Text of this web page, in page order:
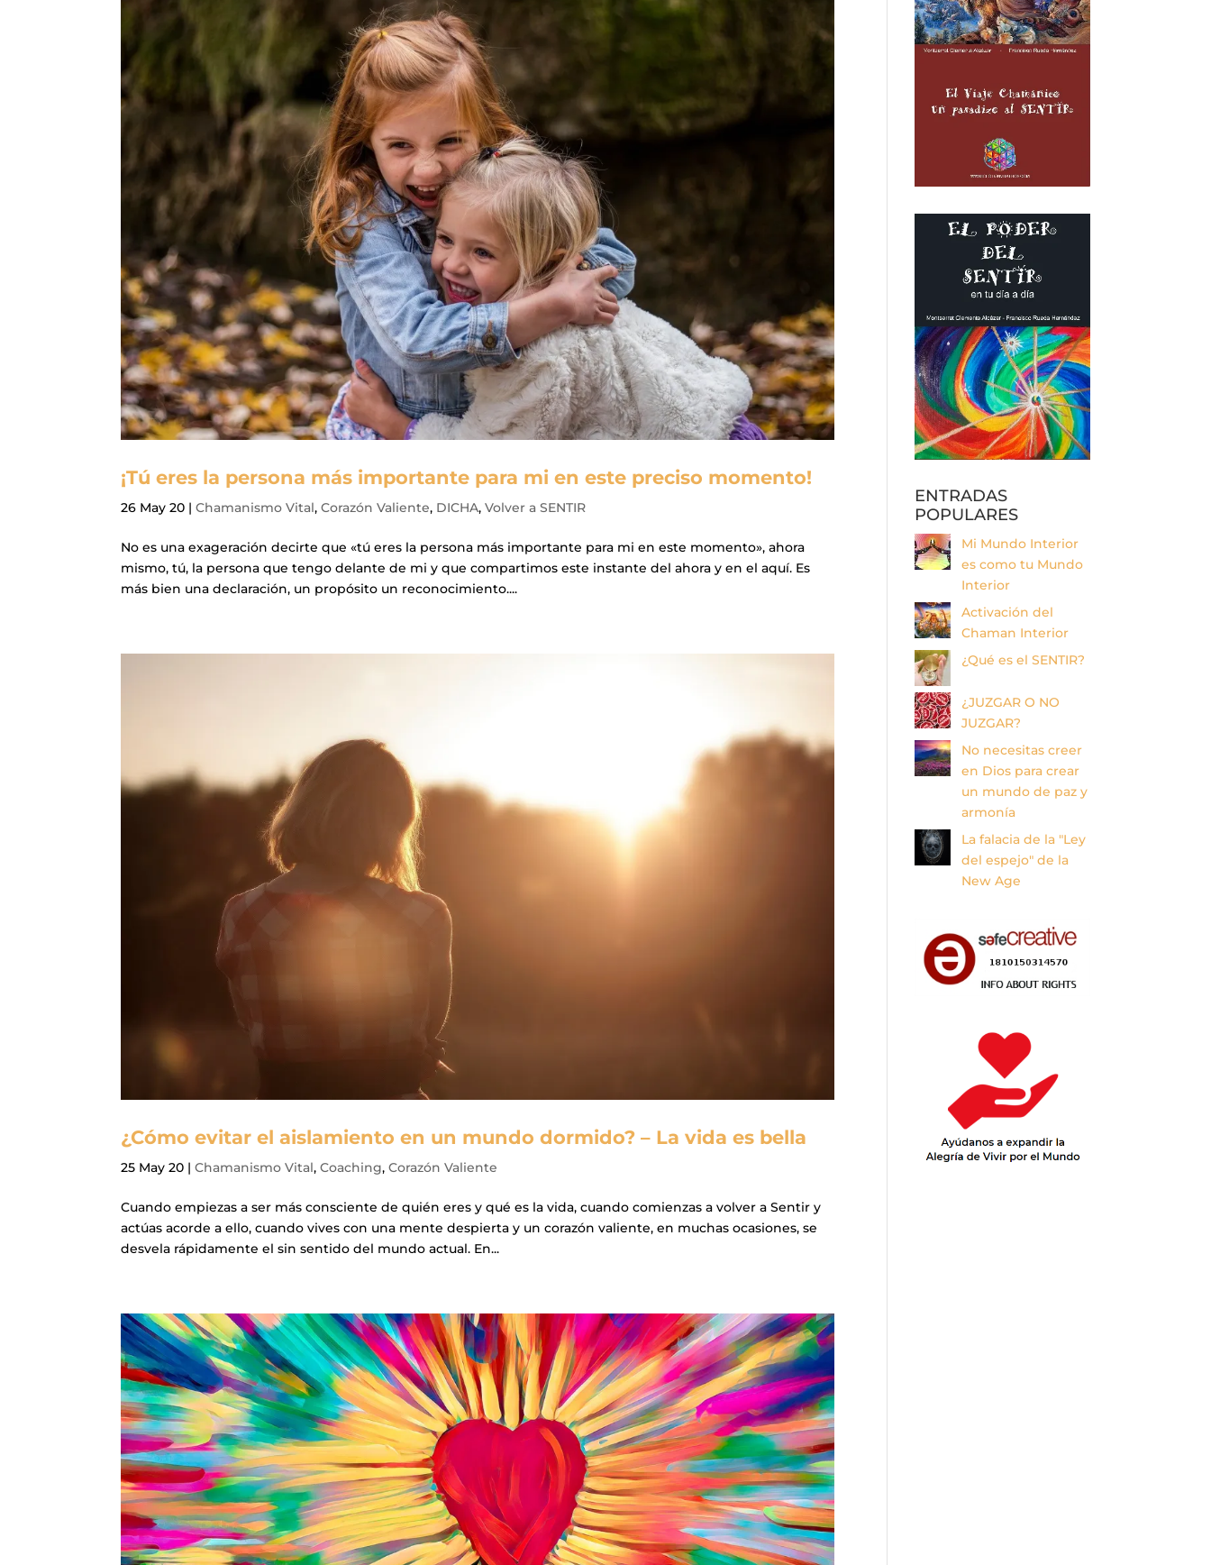
¡Tú eres la persona más importante para mi en este preciso momento!
26 May 20 |Chamanismo Vital,Corazón Valiente, DICHA,Volver a SENTIR
No es una exageración decirte que «tú eres la persona más importante para mi en este momento», ahora
mismo, tú, la persona que tengo delante de mi y que compartimos este instante del ahora y en el aquí. Es
más bien una declaración, un propósito un reconocimiento....
¿Cómo evitar el aislamiento en un mundo dormido? – La vida es bella
25 May 20 |Chamanismo Vital,Coaching,Corazón Valiente
Cuando empiezas a ser más consciente de quién eres y qué es la vida, cuando comienzas a volver a Sentir y
actúas acorde a ello, cuando vives con una mente despierta y un corazón valiente, en muchas ocasiones, se
desvela rápidamente el sin sentido del mundo actual. En...
ENTRADAS
POPULARES
Mi Mundo Interior
es como tu Mundo
Interior
Activación del
Chaman Interior
¿Qué es el SENTIR?
¿JUZGAR O NO
JUZGAR?
No necesitas creer
en Dios para crear
un mundo de paz y
armonía
La falacia de la "Ley
del espejo" de la
New Age